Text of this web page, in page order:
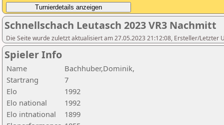
Schnellschach Leutasch 2023 VR3 Nachmitt
Die Seite wurde zuletzt aktualisiert am 27.05.2023 21:12:08, Ersteller/Letzter
Spieler Info
Name
Bachhuber,Dominik,
Startrang
7
Elo
1992
Elo national
1992
Elo intnational
1899